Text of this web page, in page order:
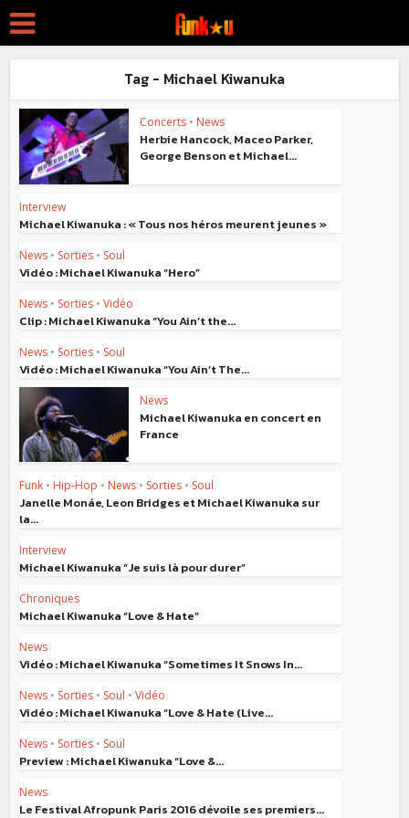
Tag - Michael Kiwanuka
Concerts • News
Herbie Hancock, Maceo Parker,
George Benson et Michael...
Interview
Michael Kiwanuka : « Tous nos héros meurent jeunes »
News • Sorties • Soul
Vidéo : Michael Kiwanuka “Hero”
News • Sorties • Vidéo
Clip : Michael Kiwanuka “You Ain’t the...
News • Sorties • Soul
Vidéo : Michael Kiwanuka “You Ain’t The...
News
Michael Kiwanuka en concert en
France
Funk • Hip-Hop • News • Sorties • Soul
Janelle Monáe, Leon Bridges et Michael Kiwanuka sur
la...
Interview
Michael Kiwanuka “Je suis là pour durer”
Chroniques
Michael Kiwanuka “Love & Hate”
News
Vidéo : Michael Kiwanuka “Sometimes It Snows In...
News • Sorties • Soul • Vidéo
Vidéo : Michael Kiwanuka “Love & Hate (Live...
News • Sorties • Soul
Preview : Michael Kiwanuka “Love &...
News
Le Festival Afropunk Paris 2016 dévoile ses premiers...